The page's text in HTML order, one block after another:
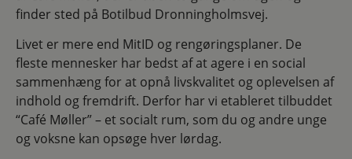
finder sted på Botilbud Dronningholmsvej.
Livet er mere end MitID og rengøringsplaner. De
fleste mennesker har bedst af at agere i en social
sammenhæng for at opnå livskvalitet og oplevelsen af
indhold og fremdrift. Derfor har vi etableret tilbuddet
“Café Møller” – et socialt rum, som du og andre unge
og voksne kan opsøge hver lørdag.